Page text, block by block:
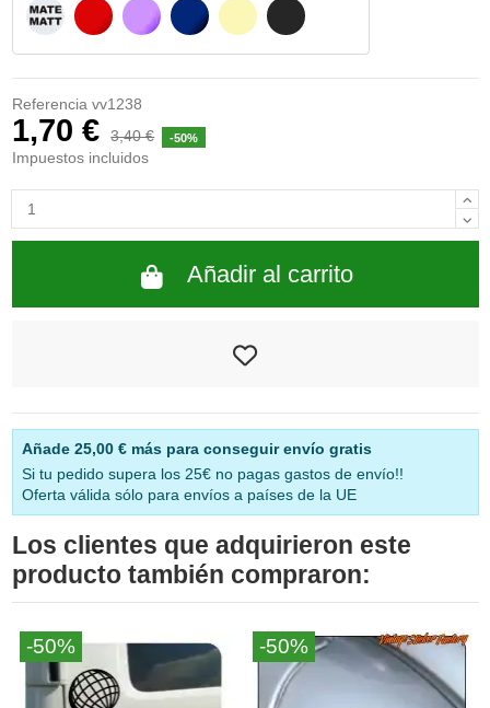
BLANCO MATE
ROJO LILA AZUL MARINO
BEIGE GRIS OSCURO
Referencia vv1238
1,70 € 3,40 € -50%
Impuestos incluidos
Añadir al carrito
Añade 25,00 €más para conseguir envío gratis
Si tu pedido supera los 25€ no pagas gastos de envío!!
Oferta válida sólo para envíos a países de la UE
Los clientes que adquirieron este
producto también compraron:
-50% -50%